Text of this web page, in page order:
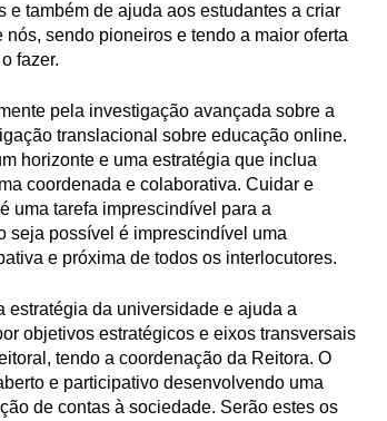
também de ajuda aos estudantes a criar
sendo pioneiros e tendo a maior oferta
fazer.
pela investigação avançada sobre a
translacional sobre educação online.
horizonte e uma estratégia que inclua
coordenada e colaborativa. Cuidar e
uma tarefa imprescindível para a
seja possível é imprescindível uma
e próxima de todos os interlocutores.
estratégia da universidade e ajuda a
objetivos estratégicos e eixos transversais
tendo a coordenação da Reitora. O
e participativo desenvolvendo uma
de contas à sociedade. Serão estes os